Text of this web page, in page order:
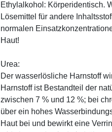
Ethylalkohol: Körperidentisch.
Lösemittel für andere
normalen
Haut!
Urea:
Der wasserlösliche Harnstoff
Harnstoff ist Bestandteil der
zwischen 7 % und 12 %; bei
über ein hohes
Haut bei und bewirkt eine